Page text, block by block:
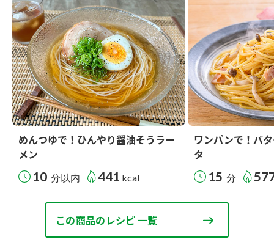
めんつゆで！ひんやり醤油そうラー
メン
10 分以内 441 kcal
ワンパンで！バ
タ
15 分
この商品のレシピ 一覧